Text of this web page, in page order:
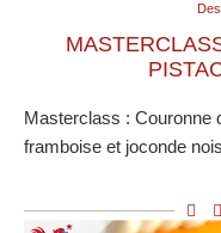
Masterclass : Couronne
framboise et joconde